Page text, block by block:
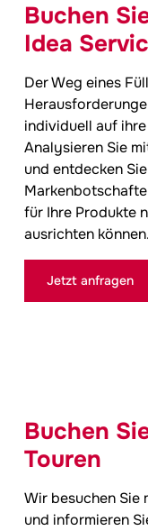
Buchen
Idea
Der Weg eines
individuell auf
Analysieren Sie
und entdecken
für Ihre Produkte
ausrichten können.
Jetzt anfragen
Buchen
Touren
Wir besuchen Sie
und informieren